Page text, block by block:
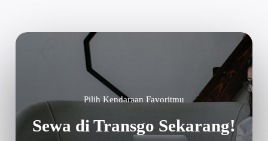
Pilih Kendaraan Favoritmu
Sewa di Transgo Sekarang!